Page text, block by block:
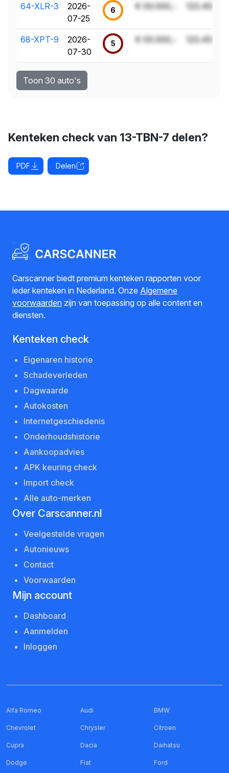
64-XLR-3
2026-
07-25
6 € 00.000,- 123.456 km
68-XPT-9
2026-
07-30
5 € 00.000,- 123.456 km
Toon 30 auto's
Kenteken check van 13-TBN-7 delen?
PDF Delen
Carscanner biedt premium kenteken rapporten voor
ieder kenteken in Nederland. Onze Algemene
voorwaarden zijn van toepassing op alle content en
diensten.
Kenteken check
Eigenaren historie
Schadeverleden
Dagwaarde
Autokosten
Internetgeschiedenis
Onderhoudshistorie
Aankoopadvies
APK keuring check
Import check
Alle auto-merken
Over Carscanner.nl
Veelgestelde vragen
Autonieuws
Contact
Voorwaarden
Mijn account
Dashboard
Aanmelden
Inloggen
Alfa Romeo Audi BMW
Chevrolet Chrysler Citroen
Cupra Dacia Daihatsu
Dodge Fiat Ford